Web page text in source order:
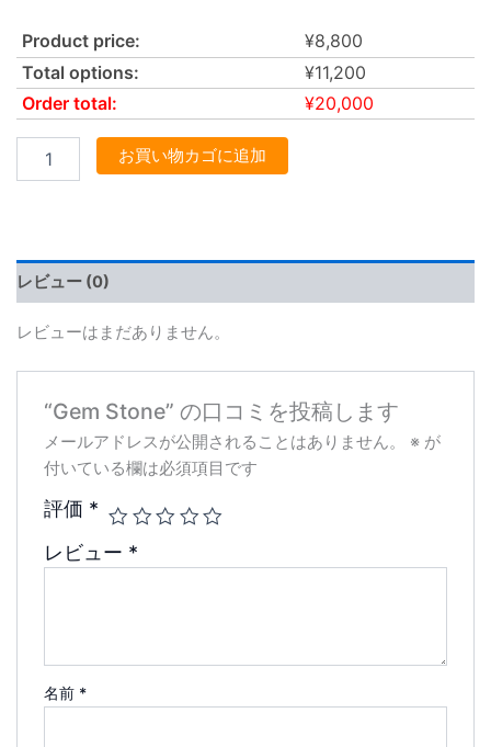
Product price: ¥8,800
Total options:
¥11,200
Order total:
¥20,000
お買い物カゴに追加
レビュー (0)
レビューはまだありません。
“Gem Stone” の口コミを投稿します
メールアドレスが公開されることはありません。 ※ が
付いている欄は必須項目です
評価 *
レビュー *
名前 *